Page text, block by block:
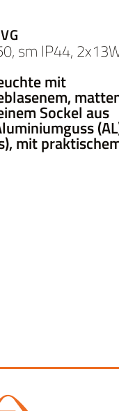
sm IP44,
mit
Sockel aus
mit